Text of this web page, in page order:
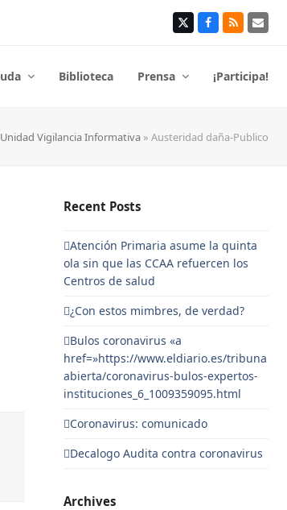
TwitterFacebook
RSS Correo
Biblioteca Prensa ¡Participa!
Unidad Vigilancia Informativa » Austeridad daña-Publico
Recent Posts
Atención Primaria asume la quinta
ola sin que las CCAA refuercen los
Centros de salud
¿Con estos mimbres, de verdad?
Bulos coronavirus «a
href=»https://www.eldiario.es/tribuna
abierta/coronavirus-bulos-expertos-
instituciones_6_1009359095.html
Coronavirus: comunicado
Decalogo Audita contra coronavirus
Archives